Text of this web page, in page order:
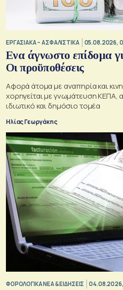
ΕΡΓΑΣΙΑΚΑ – ΑΣΦΑΛΙΣΤΙΚΑ 05.08.2026,
Ενα άγνωστο επίδομα
Οι προϋποθέσεις
Αφορά άτομα με αναπηρία και
χορηγείται με γνωμάτευση ΚΕΠΑ, αλλά τα ποσά διαφέρουν σε
ιδιωτικό και δημόσιο τομέα
Ηλίας Γεωργάκης
ΦΟΡΟΛΟΓΙΚΑ ΝΕΑ & EΙΔΗΣΕΙΣ